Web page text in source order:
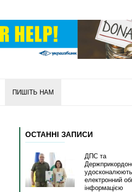
ПИШІТЬ НАМ
ОСТАННІ ЗАПИСИ
ДПС та
удосконалюють
електронний
інформацією